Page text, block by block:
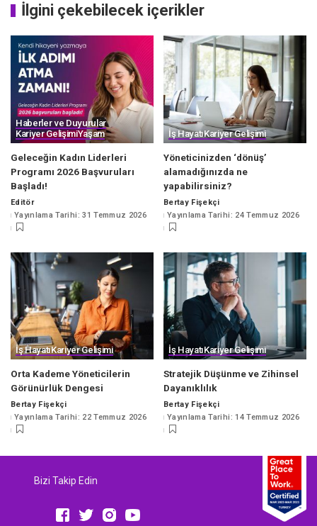
İlgini çekebilecek içerikler
Haberler ve Duyurular
Kariyer GelişimiYaşam
Geleceğin Kadın Liderleri
Programı 2026 Başvuruları
Başladı!
Posted
by
Editör
Yayınlama Tarihi: 31 Temmuz 2026
İş HayatıKariyer Gelişimi
Yöneticinizden ‘dönüş’
alamadığınızda ne
yapabilirsiniz?
Posted
by
Bertay Fişekçi
Yayınlama Tarihi: 24 Temmuz 2026
İş HayatıKariyer Gelişimi
Orta Kademe Yöneticilerin
Görünürlük Dengesi
Posted
by
Bertay Fişekçi
Yayınlama Tarihi: 22 Temmuz 2026
İş HayatıKariyer Gelişimi
Stratejik Düşünme ve Zihinsel
Dayanıklılık
Posted
by
Bertay Fişekçi
Yayınlama Tarihi: 14 Temmuz 2026
Bizi Takip Edin